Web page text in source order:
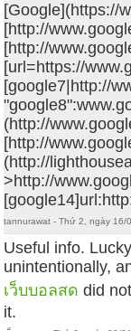
[Google](https://
[http://
[http://
[url=https://
[google7|http://
(http://
[http://
(http://
>http://
tannurawat - Thứ 2, ngày 16/
Useful info.
unintentionally,
เว็บบอลสด did
it.